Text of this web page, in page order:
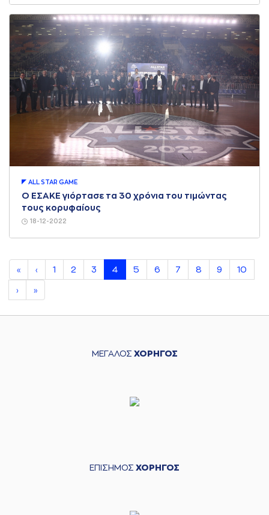
18-12-2022
ALL STAR GAME
Ο ΕΣΑΚΕ γιόρτασε τα 30 χρόνια του τιμώντας
τους κορυφαίους
« ‹ 1 2 3 4 5 6 7 8 9 10
› »
ΜΕΓΑΛΟΣ ΧΟΡΗΓΟΣ
ΕΠΙΣΗΜΟΣ ΧΟΡΗΓΟΣ